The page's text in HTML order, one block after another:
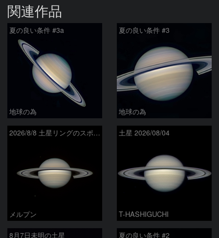
関連作品
夏の良い条件 #3a
地球の為
夏の良い条件 #3
地球の為
2026/8/8 土星リングのスポーク
メルプン
土星 2026/08/04
T-HASHIGUCHI
8月7日未明の土星 夏の良い条件 #2